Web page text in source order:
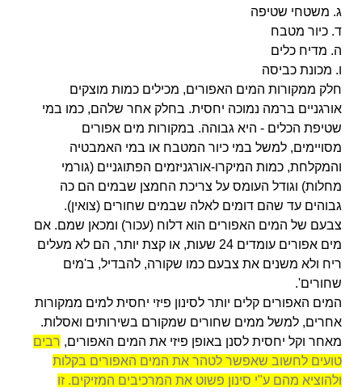
ג. משטחי שטיפה
ד. כיור מטבח
ה. מדיח כלים
ו. מכונת כביסה
חלק ממקורות המים האפורים, מכילים כמות מוצקים
אורגניים ברמה נמוכה יחסית. בחלק אחר שלהם, כמו במי
שטיפת הכלים - היא גבוהה. במקורות מים אפורים
מסויימים, למשל במי כיור המטבח או במי האמבטיה
והמקלחת, כמות המיקרו-אורגניזמים הפתוגניים (גורמי
מחלות) וגודל העומס על צריכת החמצן שבמים הם כה
גבוהים עד שהם דומים לאלה שבמים שחורים (צואין).
צבעם של המים האפורים הוא דלוח (עכור) ומכאן שמם. אם
מים אפורים עומדים 24 שעות, או קצת יותר, הם לא מעלים
ריח ולא משנים את צבעם כמו שקורה, להבדיל, ב'מים
שחורים'.
המים האפורים קלים יותר לסינון פיזי יחסית למים ממקורות
אחרים, למשל ממים שחורים שמקורם בשירותים ואסלות.
מאחר וקל יחסית לסנן באופן פיזי את המים האפורים, רבים
טועים לחשוב שאפשר לטהר את המים האפורים בקלות
ולהוציא מהם ע"י סינון פשוט את המרכיבים המזיקים. זו